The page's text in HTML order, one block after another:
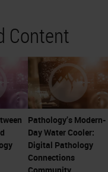
Content
Pathology’s Modern-
Day Water Cooler:
Digital Pathology
Connections